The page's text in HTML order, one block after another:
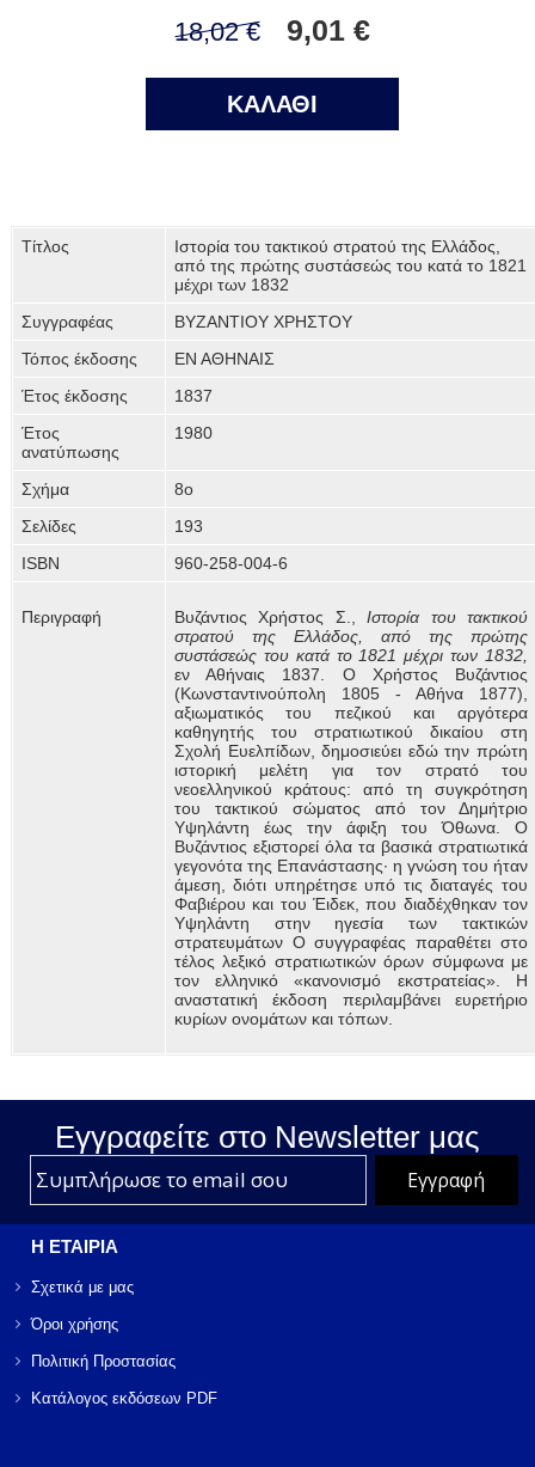
18,02 € 9,01 €
ΚΑΛΑΘΙ
Τίτλος
Ιστορία του τακτικού στρατού της Ελλάδος,
από της πρώτης συστάσεώς του κατά το 1821
μέχρι των 1832
Συγγραφέας
ΒΥΖΑΝΤΙΟΥ ΧΡΗΣΤΟΥ
Τόπος έκδοσης
ΕΝ ΑΘΗΝΑΙΣ
Έτος έκδοσης
1837
Έτος
ανατύπωσης
1980
Σχήμα
8ο
Σελίδες
193
ISBN
960-258-004-6
Περιγραφή Βυζάντιος Χρήστος Σ.,Ιστορία του τακτικού
στρατού της Ελλάδος, από της πρώτης
συστάσεώς του κατά το 1821 μέχρι των 1832,
εν Αθήναις 1837. Ο Χρήστος Βυζάντιος
(Κωνσταντινούπολη 1805 - Αθήνα 1877),
αξιωματικός του πεζικού και αργότερα
καθηγητής του στρατιωτικού δικαίου στη
Σχολή Ευελπίδων, δημοσιεύει εδώ την πρώτη
ιστορική μελέτη για τον στρατό του
νεοελληνικού κράτους: από τη συγκρότηση
του τακτικού σώματος από τον Δημήτριο
Υψηλάντη έως την άφιξη του Όθωνα. Ο
Βυζάντιος εξιστορεί όλα τα βασικά στρατιωτικά
γεγονότα της Επανάστασης∙ η γνώση του ήταν
άμεση, διότι υπηρέτησε υπό τις διαταγές του
Φαβιέρου και του Έιδεκ, που διαδέχθηκαν τον
Υψηλάντη στην ηγεσία των τακτικών
στρατευμάτων Ο συγγραφέας παραθέτει στο
τέλος λεξικό στρατιωτικών όρων σύμφωνα με
τον ελληνικό «κανονισμό εκστρατείας». Η
αναστατική έκδοση περιλαμβάνει ευρετήριο
κυρίων ονομάτων και τόπων.
Εγγραφείτε στο Νewsletter μας
Η ΕΤΑΙΡΙΑ
Σχετικά με μας
Όροι χρήσης
Πολιτική Προστασίας
Κατάλογος εκδόσεων PDF